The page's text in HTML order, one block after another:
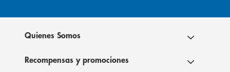
Quienes Somos
Recompensas y promociones